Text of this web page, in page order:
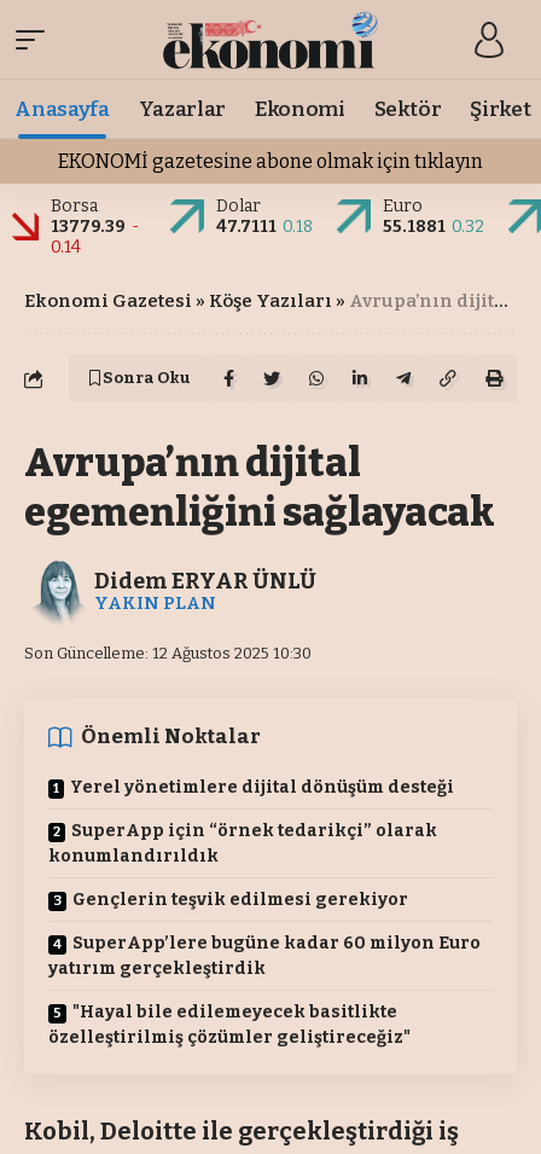
Anasayfa Yazarlar Ekonomi Sektör Şirket
EKONOMİ gazetesine abone olmak için tıklayın
Borsa
13779.39 -
0.14
Dolar
47.7111 0.18
Euro
55.1881 0.32
Ekonomi Gazetesi » Köşe Yazıları » Avrupa’nın dijital egemenliğini sağlayacak
Sonra Oku
Avrupa’nın dijital
egemenliğini sağlayacak
Son Güncelleme: 12 Ağustos 2025 10:30
Didem ERYAR ÜNLÜ
YAKIN PLAN
Önemli Noktalar
Yerel yönetimlere dijital dönüşüm desteği
SuperApp için “örnek tedarikçi” olarak
konumlandırıldık
Gençlerin teşvik edilmesi gerekiyor
SuperApp’lere bugüne kadar 60 milyon Euro
yatırım gerçekleştirdik
"Hayal bile edilemeyecek basitlikte
özelleştirilmiş çözümler geliştireceğiz"
Kobil, Deloitte ile gerçekleştirdiği iş